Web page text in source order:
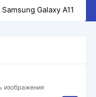
Samsung Galaxy A11
изображения